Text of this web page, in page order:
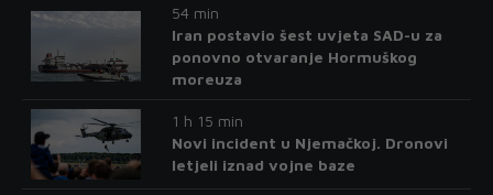
54 min
Iran postavio šest uvjeta SAD-u za
ponovno otvaranje Hormuškog
moreuza
1 h 15 min
Novi incident u Njemačkoj. Dronovi
letjeli iznad vojne baze